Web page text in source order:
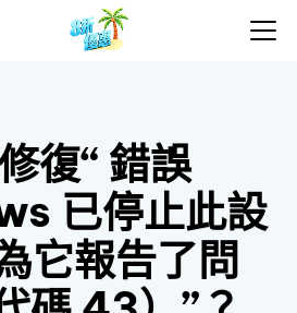
復“ 錯誤
已停止此設
它報告了問